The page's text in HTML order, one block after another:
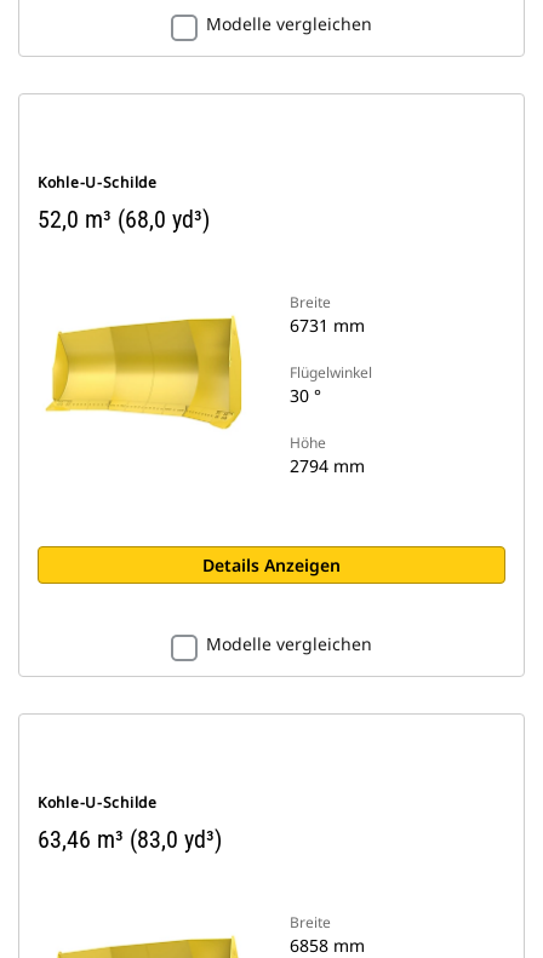
Modelle vergleichen
Kohle-U-Schilde
52,0 m³ (68,0 yd³)
Breite
6731 mm
Flügelwinkel
30 °
Höhe
2794 mm
Details Anzeigen
Modelle vergleichen
Kohle-U-Schilde
63,46 m³ (83,0 yd³)
Breite
6858 mm